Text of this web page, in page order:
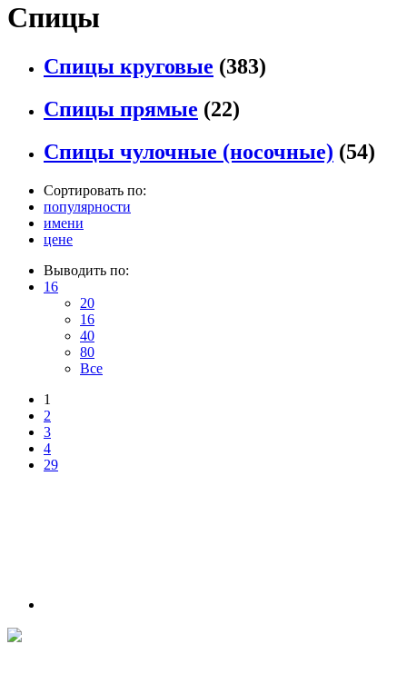
Спицы
Спицы круговые (383)
Спицы прямые (22)
Спицы чулочные (носочные) (54)
Сортировать по:
популярности
имени
цене
Выводить по:
16
20
16
40
80
Все
1
2
3
4
29